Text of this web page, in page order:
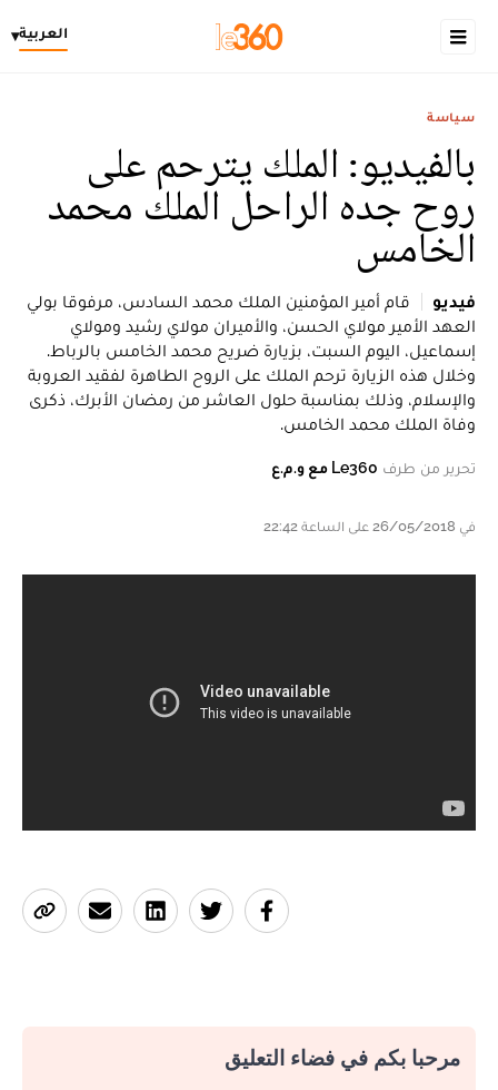
العربية▾
سياسة
بالفيديو: الملك يترحم على
روح جده الراحل الملك محمد
الخامس
فيديو
قام أمير المؤمنين الملك محمد السادس، مرفوقا بولي
العهد الأمير مولاي الحسن، والأميران مولاي رشيد ومولاي
إسماعيل، اليوم السبت، بزيارة ضريح محمد الخامس بالرباط.
وخلال هذه الزيارة ترحم الملك على الروح الطاهرة لفقيد العروبة
والإسلام، وذلك بمناسبة حلول العاشر من رمضان الأبرك، ذكرى
وفاة الملك محمد الخامس.
تحرير من طرف Le360 مع و.م.ع
في 26/05/2018 على الساعة 22:42
مرحبا بكم في فضاء التعليق